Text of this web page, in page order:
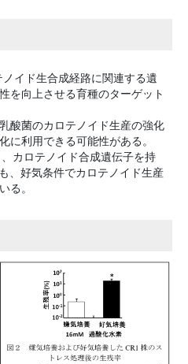
イド生合成経路に関連する遺
を向上させる育種のターゲット
酸菌のカロテノイド生産の強化
に利用できる可能性がある。
カロテノイド合成遺伝子を持
、好気条件でカロテノイド生産
る。